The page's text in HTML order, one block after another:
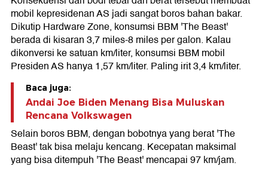
mobil kepresidenan AS jadi sangat boros bahan bakar.
Dikutip Hardware Zone, konsumsi BBM 'The Beast'
berada di kisaran 3,7 miles-8 miles per galon. Kalau
dikonversi ke satuan km/liter, konsumsi BBM mobil
Presiden AS hanya 1,57 km/liter. Paling irit 3,4 km/liter.
Baca juga:
Andai Joe Biden Menang Bisa Muluskan
Rencana Volkswagen
Selain boros BBM, dengan bobotnya yang berat 'The
Beast' tak bisa melaju kencang. Kecepatan maksimal
yang bisa ditempuh 'The Beast' mencapai 97 km/jam.